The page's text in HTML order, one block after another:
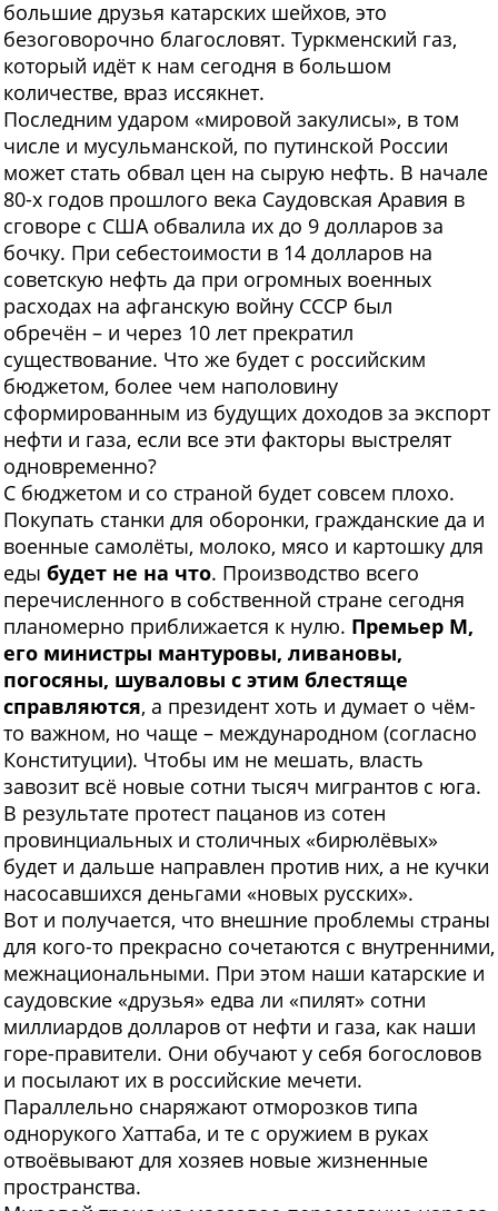
большие друзья катарских шейхов, это
безоговорочно благословят. Туркменский газ,
который идёт к нам сегодня в большом
количестве, враз иссякнет.
Последним ударом «мировой закулисы», в том
числе и мусульманской, по путинской России
может стать обвал цен на сырую нефть. В начале
80-х годов прошлого века Саудовская Аравия в
сговоре с США обвалила их до 9 долларов за
бочку. При себестоимости в 14 долларов на
советскую нефть да при огромных военных
расходах на афганскую войну СССР был
обречён – и через 10 лет прекратил
существование. Что же будет с российским
бюджетом, более чем наполовину
сформированным из будущих доходов за экспорт
нефти и газа, если все эти факторы выстрелят
одновременно?
С бюджетом и со страной будет совсем плохо.
Покупать станки для оборонки, гражданские да и
военные самолёты, молоко, мясо и картошку для
еды будет не на что. Производство всего
перечисленного в собственной стране сегодня
планомерно приближается к нулю. Премьер М,
его министры мантуровы, ливановы,
погосяны, шуваловы с этим блестяще
справляются, а президент хоть и думает о чём-
то важном, но чаще – международном (согласно
Конституции). Чтобы им не мешать, власть
завозит всё новые сотни тысяч мигрантов с юга.
В результате протест пацанов из сотен
провинциальных и столичных «бирюлёвых»
будет и дальше направлен против них, а не кучки
насосавшихся деньгами «новых русских».
Вот и получается, что внешние проблемы страны
для кого-то прекрасно сочетаются с внутренними,
межнациональными. При этом наши катарские и
саудовские «друзья» едва ли «пилят» сотни
миллиардов долларов от нефти и газа, как наши
горе-правители. Они обучают у себя богословов
и посылают их в российские мечети.
Параллельно снаряжают отморозков типа
однорукого Хаттаба, и те с оружием в руках
отвоёвывают для хозяев новые жизненные
пространства.